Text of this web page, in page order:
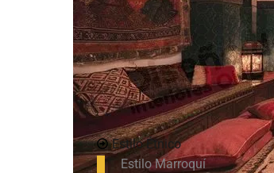
Estilo Étnico
Estilo Marroquí